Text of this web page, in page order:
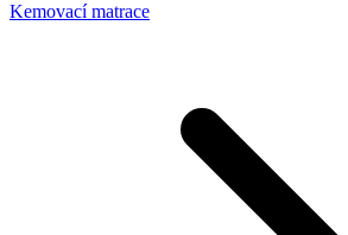
Kemovací matrace